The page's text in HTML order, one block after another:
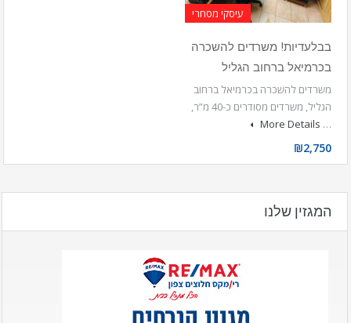
עיסקי מסחרי
בבלעדיות! משרדים להשכרה
בכרמיאל ברחוב הגליל
משרדים להשכרה בכרמיאל ברחוב
הגליל, משרדים מסודרים כ-40 מ”ר,
…
More Details
₪2,750
המגזין שלנו